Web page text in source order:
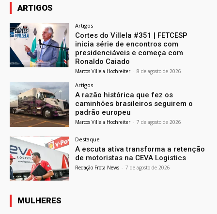
ARTIGOS
Artigos
Cortes do Villela #351 | FETCESP
inicia série de encontros com
presidenciáveis e começa com
Ronaldo Caiado
Marcos Villela Hochreiter - 8 de agosto de 2026
Artigos
A razão histórica que fez os
caminhões brasileiros seguirem o
padrão europeu
Marcos Villela Hochreiter - 7 de agosto de 2026
Destaque
A escuta ativa transforma a retenção
de motoristas na CEVA Logistics
Redação Frota News - 7 de agosto de 2026
MULHERES